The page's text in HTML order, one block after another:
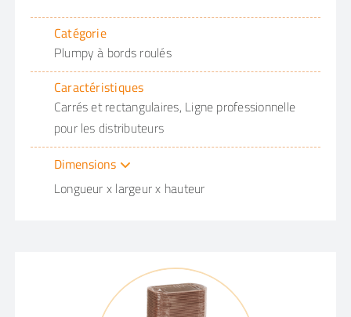
Catégorie
Plumpy à bords roulés
Caractéristiques
Carrés et rectangulaires, Ligne professionnelle
pour les distributeurs
Dimensions
Longueur x largeur x hauteur